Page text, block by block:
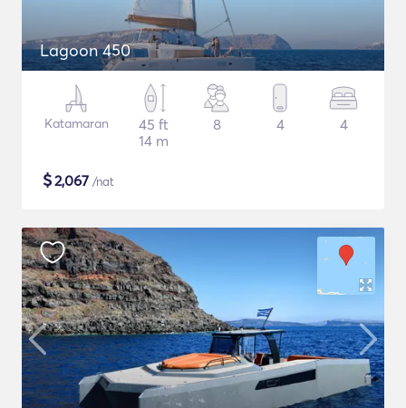
Lagoon 450
Katamaran
45 ft
14 m
8 4 4
$2,067 /nat